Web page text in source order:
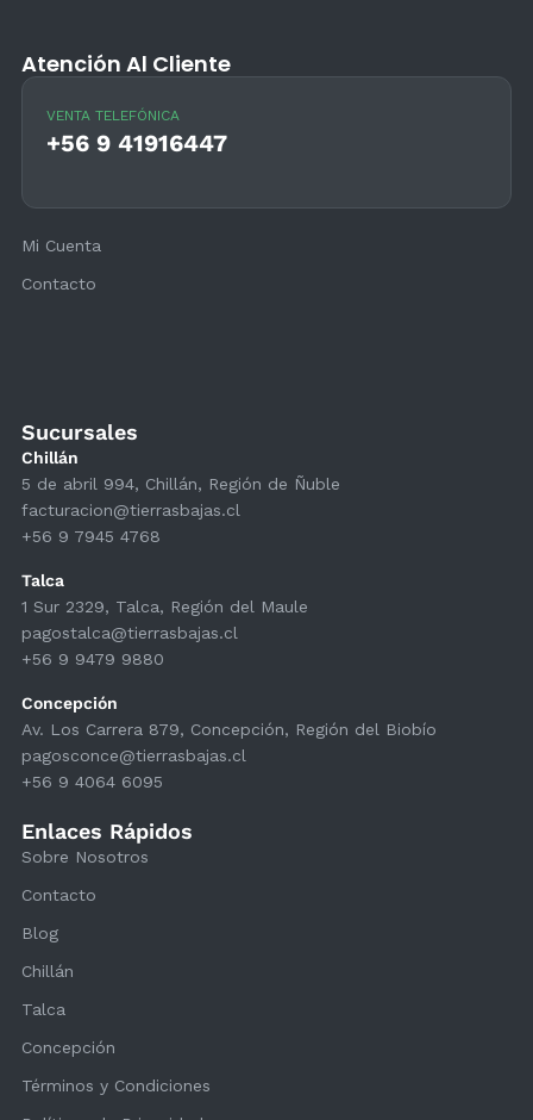
Sucursales
Chillán
5 de abril 994, Chillán, Región de Ñuble
facturacion@tierrasbajas.cl
+56 9 7945 4768
Talca
1 Sur 2329, Talca, Región del Maule
pagostalca@tierrasbajas.cl
+56 9 9479 9880
Concepción
Av. Los Carrera 879, Concepción, Región del Biobío
pagosconce@tierrasbajas.cl
+56 9 4064 6095
Enlaces Rápidos
Sobre Nosotros
Contacto
Blog
Chillán
Talca
Concepción
Términos y Condiciones
Atención Al Cliente
VENTA TELEFÓNICA
+56 9 41916447
Mi Cuenta
Contacto